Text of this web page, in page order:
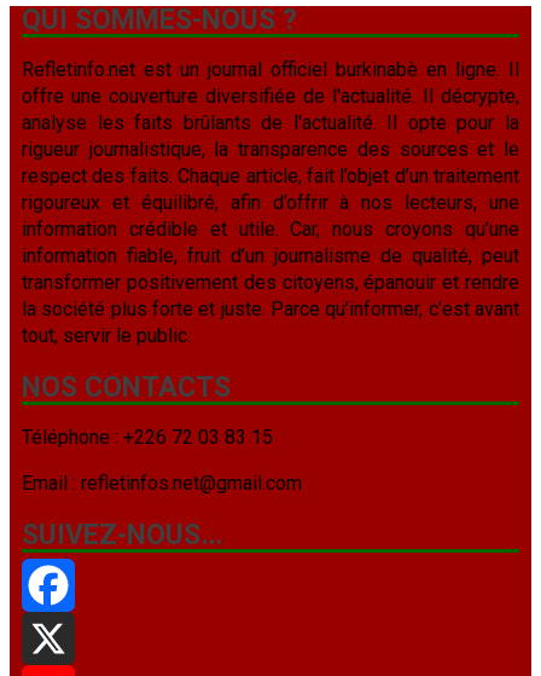
QUI SOMMES-NOUS ?
Refletinfo.net est un journal officiel burkinabè en ligne. Il
offre une couverture diversifiée de l'actualité. Il décrypte,
analyse les faits brûlants de l'actualité. Il opte pour la
rigueur journalistique, la transparence des sources et le
respect des faits. Chaque article, fait l’objet d’un traitement
rigoureux et équilibré, afin d’offrir à nos lecteurs, une
information crédible et utile. Car, nous croyons qu’une
information fiable, fruit d’un journalisme de qualité, peut
transformer positivement des citoyens, épanouir et rendre
la société plus forte et juste. Parce qu’informer, c’est avant
tout, servir le public.
NOS CONTACTS
Téléphone : +226 72 03 83 15
Email : refletinfos.net@gmail.com
SUIVEZ-NOUS…
Facebook